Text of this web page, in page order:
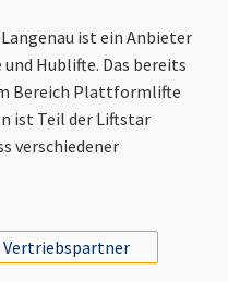
ist ein Anbieter
Hublifte. Das bereits
Bereich Plattformlifte
ist Teil der Liftstar
verschiedener
Vertriebspartner